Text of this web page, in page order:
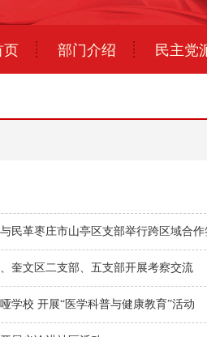
页 部门介绍 民主党
民革枣庄市山亭区支部举行跨区域合
奎文区二支部、五支部开展考察交流
学校 开展“医学科普与健康教育”活动